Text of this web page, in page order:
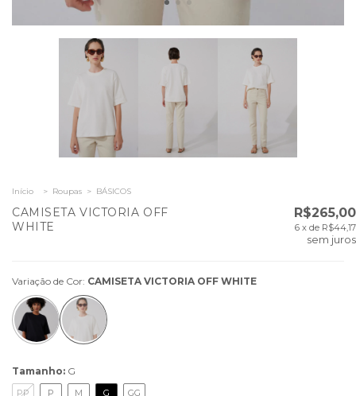
Início > Roupas > BÁSICOS
CAMISETA VICTORIA OFF
WHITE
R$265,00
6 x de R$44,17
sem juros
Variação de Cor: CAMISETA VICTORIA OFF WHITE
Tamanho: G
PP P M G GG